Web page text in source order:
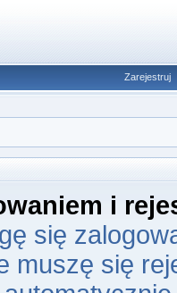
Zarejestruj
i
się
muszę się